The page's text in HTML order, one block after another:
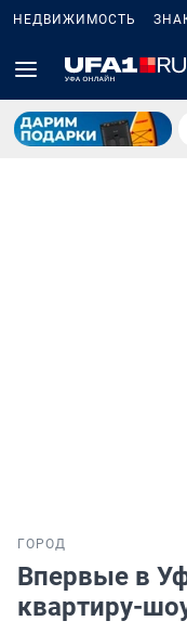
НЕДВИЖИМОСТЬ
ГОРОД
Впервые в
квартиру-